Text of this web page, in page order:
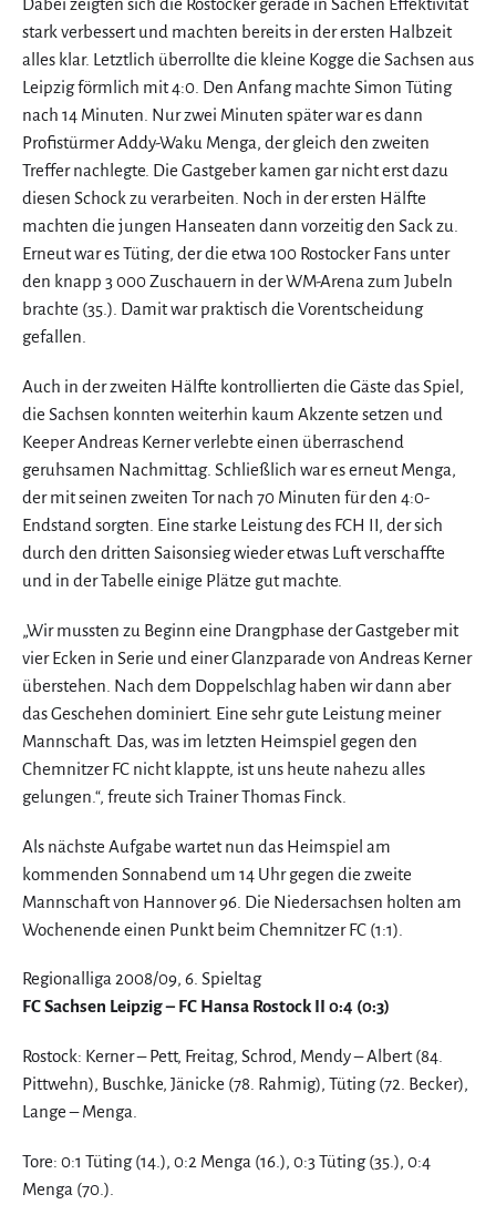
stark verbessert und machten bereits in der ersten Halbzeit
alles klar. Letztlich überrollte die kleine Kogge die Sachsen aus
Leipzig förmlich mit 4:0. Den Anfang machte Simon Tüting
nach 14 Minuten. Nur zwei Minuten später war es dann
Profistürmer Addy-Waku Menga, der gleich den zweiten
Treffer nachlegte. Die Gastgeber kamen gar nicht erst dazu
diesen Schock zu verarbeiten. Noch in der ersten Hälfte
machten die jungen Hanseaten dann vorzeitig den Sack zu.
Erneut war es Tüting, der die etwa 100 Rostocker Fans unter
den knapp 3 000 Zuschauern in der WM-Arena zum Jubeln
brachte (35.). Damit war praktisch die Vorentscheidung
gefallen.
Auch in der zweiten Hälfte kontrollierten die Gäste das Spiel,
die Sachsen konnten weiterhin kaum Akzente setzen und
Keeper Andreas Kerner verlebte einen überraschend
geruhsamen Nachmittag. Schließlich war es erneut Menga,
der mit seinen zweiten Tor nach 70 Minuten für den 4:0-
Endstand sorgten. Eine starke Leistung des FCH II, der sich
durch den dritten Saisonsieg wieder etwas Luft verschaffte
und in der Tabelle einige Plätze gut machte.
„Wir mussten zu Beginn eine Drangphase der Gastgeber mit
vier Ecken in Serie und einer Glanzparade von Andreas Kerner
überstehen. Nach dem Doppelschlag haben wir dann aber
das Geschehen dominiert. Eine sehr gute Leistung meiner
Mannschaft. Das, was im letzten Heimspiel gegen den
Chemnitzer FC nicht klappte, ist uns heute nahezu alles
gelungen.“, freute sich Trainer Thomas Finck.
Als nächste Aufgabe wartet nun das Heimspiel am
kommenden Sonnabend um 14 Uhr gegen die zweite
Mannschaft von Hannover 96. Die Niedersachsen holten am
Wochenende einen Punkt beim Chemnitzer FC (1:1).
Regionalliga 2008/09, 6. Spieltag
FC Sachsen Leipzig – FC Hansa Rostock II 0:4 (0:3)
Rostock: Kerner – Pett, Freitag, Schrod, Mendy – Albert (84.
Pittwehn), Buschke, Jänicke (78. Rahmig), Tüting (72. Becker),
Lange – Menga.
Tore: 0:1 Tüting (14.), 0:2 Menga (16.), 0:3 Tüting (35.), 0:4
Menga (70.).